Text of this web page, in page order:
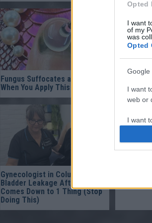
Opted
I want
of my
was
Opted
Google
I want
web or
I want
I want
I want
Fungus Suffocates and Dies
When You Apply This at Night
Should
Gynecologist in Columbus:
Bladder Leakage After 50
Comes Down to 1 Thing (Stop
Doing This)
Fungus